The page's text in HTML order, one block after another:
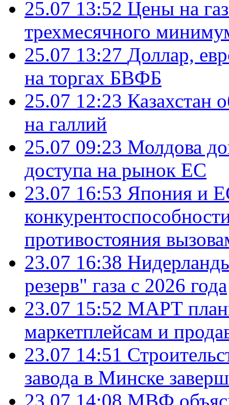
25.07 13:52 Цены на
трехмесячного
25.07 13:27 Доллар,
на торгах БВФБ
25.07 12:23 Казахстан
на галлий
25.07 09:23 Молдова
доступа на рынок ЕС
23.07 16:53 Япония и
противостояния
23.07 16:38
резерв" газа с 2026 года
23.07 15:52 МАРТ
маркетплейсам и
23.07 14:51
завода в Минске
23.07 14:08 МВФ